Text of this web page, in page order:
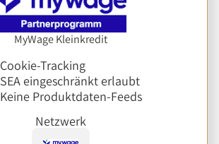
MyWage Kleinkredit
Cookie-Tracking
SEA eingeschränkt erlaubt
Keine Produktdaten-Feeds
Netzwerk